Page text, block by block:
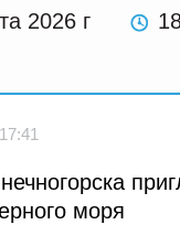
2026 г
моря